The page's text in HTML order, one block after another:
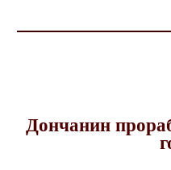
Дончанин